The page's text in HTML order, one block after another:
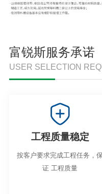
富锐斯服务承诺
USER SELECTION
工程质量稳定
按客户要求完成工程任务，
证 工程质量